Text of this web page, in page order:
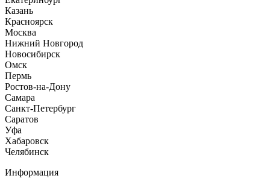
Казань
Красноярск
Москва
Нижний Новгород
Новосибирск
Омск
Пермь
Ростов-на-Дону
Самара
Санкт-Петербург
Саратов
Уфа
Хабаровск
Челябинск
Информация